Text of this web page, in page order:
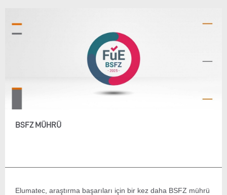
BSFZ MÜHRÜ
Elumatec, araştırma başarıları için bir kez daha BSFZ mührü